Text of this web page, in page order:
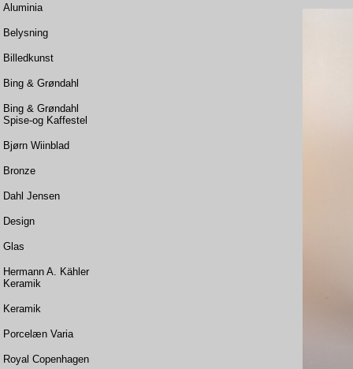
Aluminia
Belysning
Billedkunst
Bing & Grøndahl
Bing & Grøndahl
Spise-og Kaffestel
Bjørn Wiinblad
Bronze
Dahl Jensen
Design
Glas
Hermann A. Kähler
Keramik
Keramik
Porcelæn Varia
Royal Copenhagen